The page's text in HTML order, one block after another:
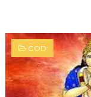
GOD